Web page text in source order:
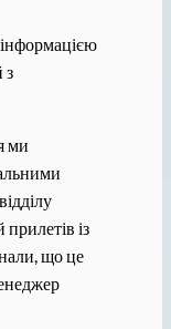
з
ми
із
що це